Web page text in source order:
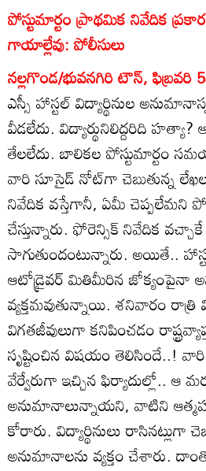
పోస్టుమార్టం ప్రాథమిక నివేదిక
గాయాల్లేవు: పోలీసులు
నల్లగొండ/భువనగిరి టౌన్‌, ఫిబ్రవరి
ఎస్సీ హాస్టల్‌ విద్యార్థినుల
వీడలేదు. విద్యార్థునిలిద్దరిది
తేలలేదు. బాలికల పోస్టుమార్టం
వారి సూసైడ్‌ నోట్‌గా చెబుతున్న
నివేదిక వస్తేగానీ, ఏమీ చెప్పలేమని
చేస్తున్నారు. ఫోరెన్సిక్‌ నివేదిక వచ్చాకే
సాగుతుందంటున్నారు. అయితే..
ఆటోడ్రైవర్‌ మితిమీరిన జోక్యంపైనా
వ్యక్తమవుతున్నాయి. శనివారం రాత్రి
విగతజీవులుగా కనిపించడం
సృష్టించిన విషయం తెలిసిందే..! వారి
వేర్వేరుగా ఇచ్చిన ఫిర్యాదుల్లో.. ఆ
అనుమానాలున్నాయని, వాటిని
కోరారు. విద్యార్థినులు
అనుమానాలను వ్యక్తం చేశారు.